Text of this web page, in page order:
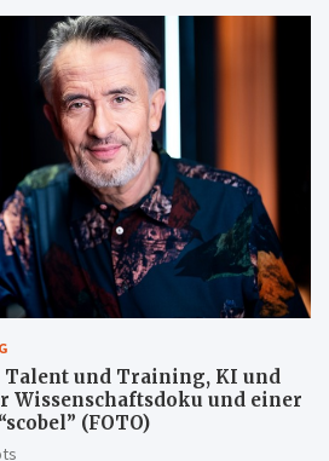
Talent und Training, KI und
Wissenschaftsdoku und einer
(FOTO)